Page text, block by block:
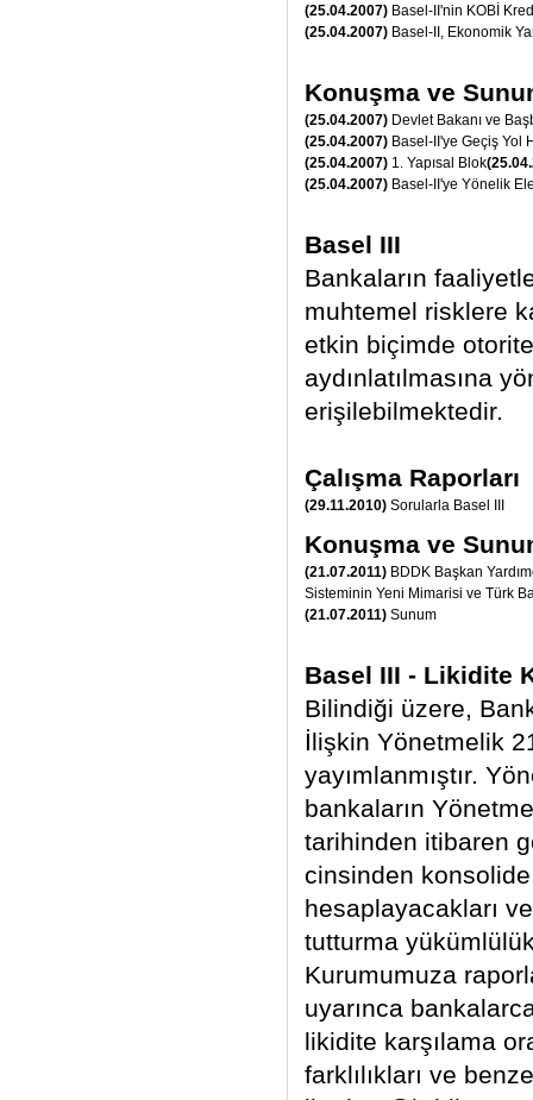
(25.04.2007) Basel-II'nin KOBİ
(25.04.2007) Basel-II, Ekonomik
Konuşma ve
(25.04.2007) Devlet Bakanı ve
(25.04.2007) Basel-II'ye Geçiş Yol
(25.04.2007) 1. Yapısal Blok
(25.04.2007) Basel-II'ye Yönelik
Basel III
Bankaların
muhtemel risklere
etkin biçimde
aydınlatılmasına
erişilebilmektedir.
Çalışma Raporları
(29.11.2010) Sorularla Basel III
Konuşma ve
(21.07.2011) BDDK Başkan
Sisteminin Yeni Mimarisi ve Türk
(21.07.2011) Sunum
Basel III - Likidite
Bilindiği üzere,
İlişkin Yönetmelik
yayımlanmıştır.
bankaların
tarihinden itibaren
cinsinden
hesaplayacakları
tutturma
Kurumumuza
uyarınca
likidite karşılama
farklılıkları ve